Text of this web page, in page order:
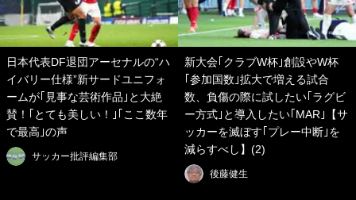
日本代表DF退団アーセナルの“ハ
イバリー仕様”新サードユニフォ
ームが｢見事な芸術作品｣と大絶
賛！｢とても美しい！｣｢ここ数年
で最高｣の声
サッカー批評編集部
新大会｢クラブW杯｣創設やW杯
｢参加国数｣拡大で増える試合
数、負傷の際に試したい｢ラグビ
ー方式｣と導入したい｢MAR｣【サ
ッカーを滅ぼす｢プレー中断｣を
減らすべし】(2)
後藤健生